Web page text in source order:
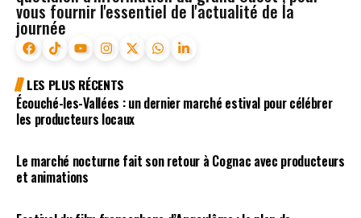
vous fournir l'essentiel de l'actualité de la
journée
LES PLUS RÉCENTS
Écouché-les-Vallées : un dernier marché estival pour célébrer
les producteurs locaux
Le marché nocturne fait son retour à Cognac avec producteurs
et animations